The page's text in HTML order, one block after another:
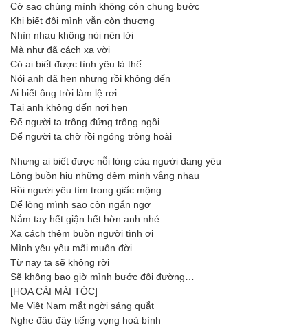
Cớ sao chúng mình không còn chung bước
Khi biết đôi mình vẫn còn thương
Nhìn nhau không nói nên lời
Mà như đã cách xa vời
Có ai biết được tình yêu là thế
Nói anh đã hẹn nhưng rồi không đến
Ai biết ông trời làm lệ rơi
Tại anh không đến nơi hẹn
Để người ta trông đứng trông ngồi
Để người ta chờ rồi ngóng trông hoài
Nhưng ai biết được nỗi lòng của người đang yêu
Lòng buồn hiu những đêm mình vắng nhau
Rồi người yêu tìm trong giấc mộng
Để lòng mình sao còn ngẩn ngơ
Nắm tay hết giận hết hờn anh nhé
Xa cách thêm buồn người tình ơi
Mình yêu yêu mãi muôn đời
Từ nay ta sẽ không rời
Sẽ không bao giờ mình bước đôi đường…
[HOA CÀI MÁI TÓC]
Mẹ Việt Nam mắt ngời sáng quắt
Nghe đâu đây tiếng vọng hoà bình